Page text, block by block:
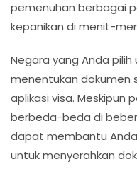
pemenuhan berbagai
kepanikan di menit-
Negara yang Anda
menentukan dokumen
aplikasi visa.
berbeda-beda di
dapat membantu
untuk menyerahkan